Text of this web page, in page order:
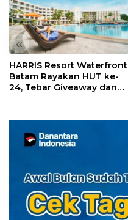
«
HARRIS Resort Waterfront
Batam Rayakan HUT ke-
24, Tebar Giveaway dan